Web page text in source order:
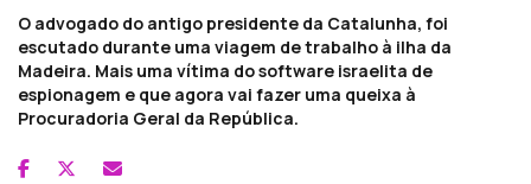
O advogado do antigo presidente da Catalunha, foi
escutado durante uma viagem de trabalho à ilha da
Madeira. Mais uma vítima do software israelita de
espionagem e que agora vai fazer uma queixa à
Procuradoria Geral da República.